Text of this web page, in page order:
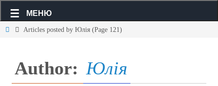
МЕНЮ
Articles posted by Юлія (Page 121)
Author: Юлія